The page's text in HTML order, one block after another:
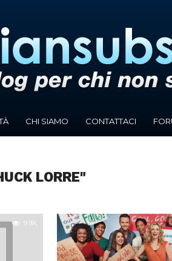
CHI SIAMO CONTATTACI
LORRE"
9.9K